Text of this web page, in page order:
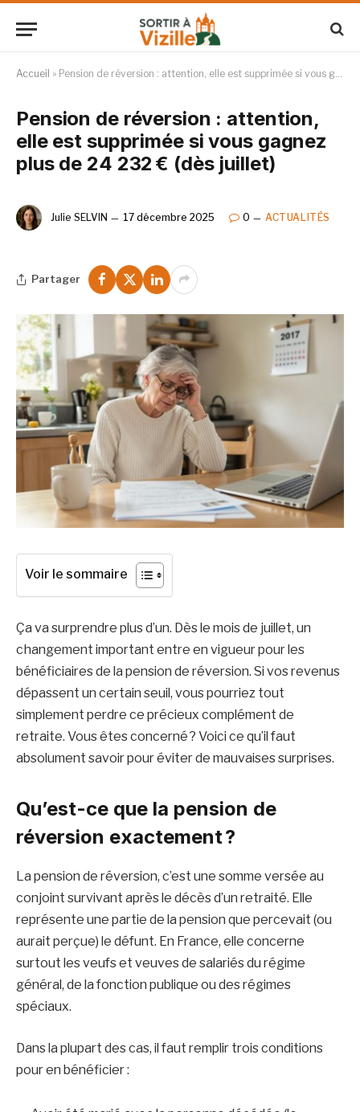
Accueil » Pension de réversion : attention, elle est supprimée si vous gagnez plus de 24 232 € (dès juillet)
Pension de réversion : attention,
elle est supprimée si vous gagnez
plus de 24 232 € (dès juillet)
Julie SELVIN 17 décembre 2025 0 ACTUALITÉS
Partager
Voir le sommaire
Ça va surprendre plus d’un. Dès le mois de juillet, un
changement important entre en vigueur pour les
bénéficiaires de la pension de réversion. Si vos revenus
dépassent un certain seuil, vous pourriez tout
simplement perdre ce précieux complément de
retraite. Vous êtes concerné ? Voici ce qu’il faut
absolument savoir pour éviter de mauvaises surprises.
Qu’est-ce que la pension de
réversion exactement ?
La pension de réversion, c’est une somme versée au
conjoint survivant après le décès d’un retraité. Elle
représente une partie de la pension que percevait (ou
aurait perçue) le défunt. En France, elle concerne
surtout les veufs et veuves de salariés du régime
général, de la fonction publique ou des régimes
spéciaux.
Dans la plupart des cas, il faut remplir trois conditions
pour en bénéficier :